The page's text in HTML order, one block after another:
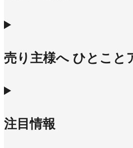
売り主様へ ひとこと
注目情報